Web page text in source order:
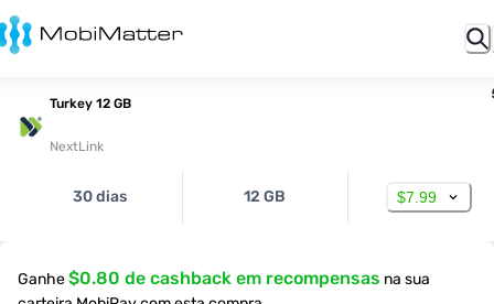
Turkey 12 GB
NextLink
30 dias 12 GB $7.99
Ganhe$0.80 de cashback em recompensas na sua